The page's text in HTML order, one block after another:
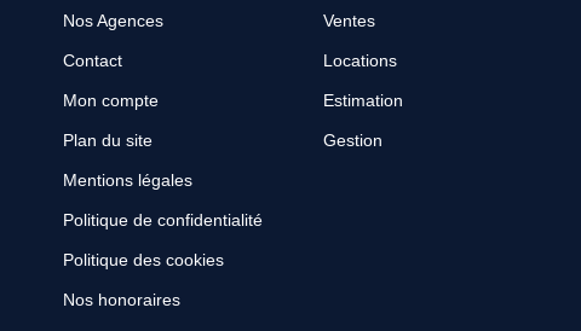
Nos Agences
Contact
Mon compte
Plan du site
Mentions légales
Politique de confidentialité
Politique des cookies
Nos honoraires
Ventes
Locations
Estimation
Gestion